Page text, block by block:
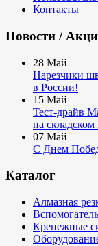
Контакты
Новости /
28 Май
Нарезчики
в России!
15 Май
Тест-драйв
на складском
07 Май
С Днем
Каталог
Алмазная
Крепежные